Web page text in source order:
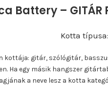
Battery – GITÁR
Kotta
kottája: gitár, szólógitár,
Ha egy másik hangszer
a neve lesz a kotta